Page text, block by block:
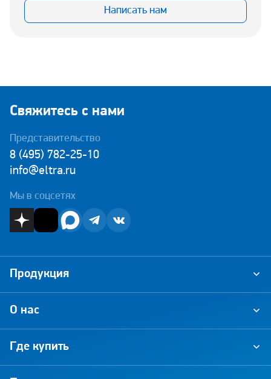
Написать нам
Свяжитесь с нами
Представительство
8 (495) 782-25-10
info@eltra.ru
Мы в соцсетях
О нас
Где купить
Продукция